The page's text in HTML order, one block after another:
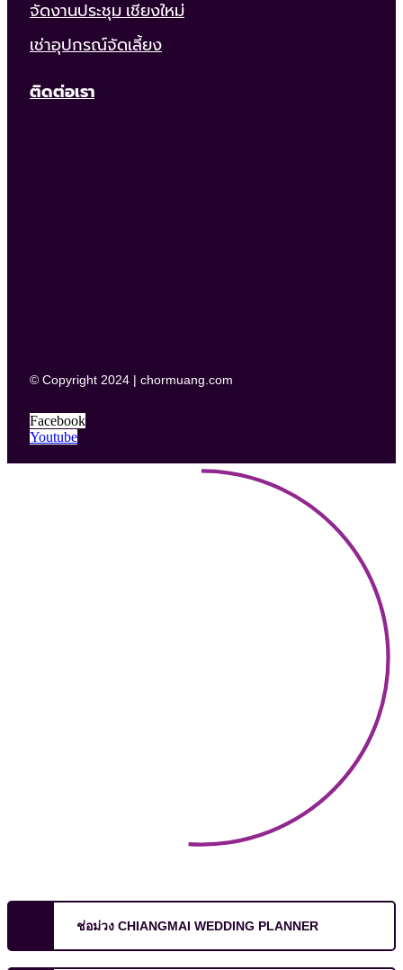
จัดงานประชุม เชียงใหม่
เช่าอุปกรณ์จัดเลี้ยง
ติดต่อเรา
© Copyright 2024 | chormuang.com
Facebook
Youtube
ช่อม่วง CHIANGMAI WEDDING PLANNER